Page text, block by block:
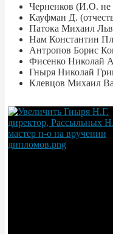
Черненков (И.О. не
Кауфман Д.
Патока Михаил
Нам Константин
Антропов Борис
Фисенко Николай
Гныря Николай
Клевцов Михаил